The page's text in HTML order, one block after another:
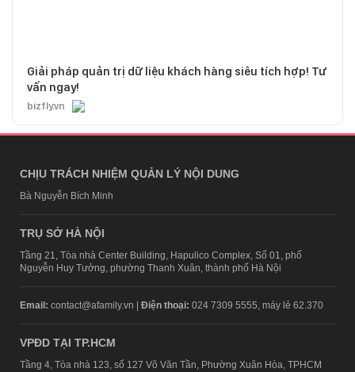
Giải pháp quản trị dữ liệu khách hàng siêu tích hợp! Tư
vấn ngay!
bizfly.vn
CHỊU TRÁCH NHIỆM QUẢN LÝ NỘI DUNG
Bà Nguyễn Bích Minh
TRỤ SỞ HÀ NỘI
Tầng 21, Tòa nhà Center Building, Hapulico Complex, Số 01, phố
Nguyễn Huy Tưởng, phường Thanh Xuân, thành phố Hà Nội
Email: contact@afamily.vn | Điện thoại: 024 7309 5555, máy lẻ 62.370
VPĐD TẠI TP.HCM
Tầng 4, Tòa nhà 123, số 127 Võ Văn Tần, Phường Xuân Hòa, TPHCM